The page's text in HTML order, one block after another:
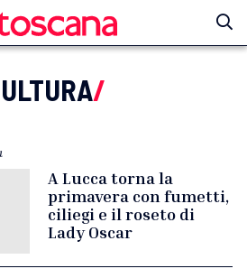
/
A Lucca torna la
primavera con fumetti,
ciliegi e il roseto di
Lady Oscar